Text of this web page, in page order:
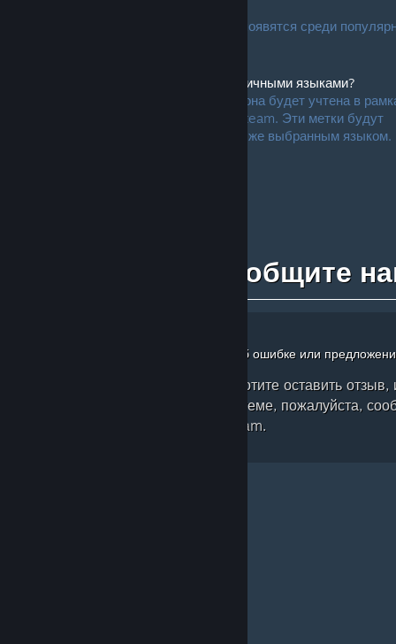
О. Ругательства будут отсеяны и не появятся среди
В. Как система меток работает с различными языками?
О. Когда пользователь ставит метку, она будет учтена в
языка, выставленного в настройках Steam. Эти метки будут
видны только пользователям с таким же выбранным языком.
Сообщите
Отправьте отзыв, сообщение об ошибке или
Если у вас есть вопросы, хотите оставить
нашли ошибку в новой системе, пожалуйста,
об этом в обсуждениях Steam.